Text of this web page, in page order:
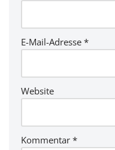
E-Mail-Adresse *
Website
Kommentar *